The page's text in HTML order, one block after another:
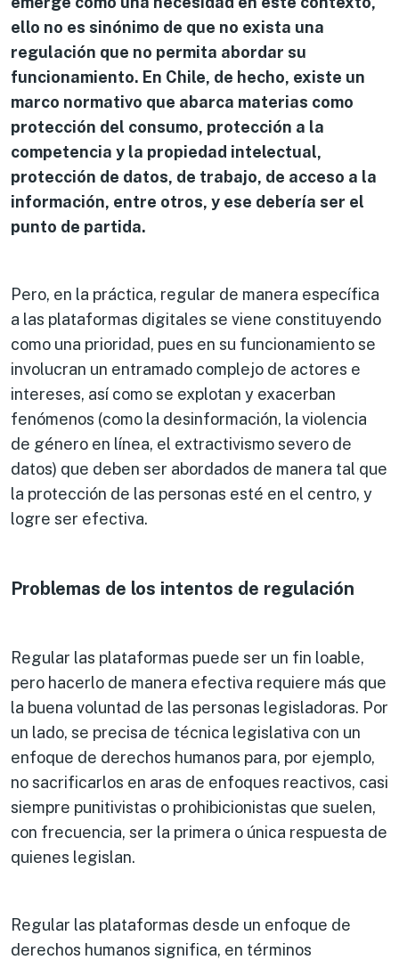
ello no es sinónimo de que no exista una
regulación que no permita abordar su
funcionamiento. En Chile, de hecho, existe un
marco normativo que abarca materias como
protección del consumo, protección a la
competencia y la propiedad intelectual,
protección de datos, de trabajo, de acceso a la
información, entre otros, y ese debería ser el
punto de partida.
Pero, en la práctica, regular de manera específica
a las plataformas digitales se viene constituyendo
como una prioridad, pues en su funcionamiento se
involucran un entramado complejo de actores e
intereses, así como se explotan y exacerban
fenómenos (como la desinformación, la violencia
de género en línea, el extractivismo severo de
datos) que deben ser abordados de manera tal que
la protección de las personas esté en el centro, y
logre ser efectiva.
Problemas de los intentos de regulación
Regular las plataformas puede ser un fin loable,
pero hacerlo de manera efectiva requiere más que
la buena voluntad de las personas legisladoras. Por
un lado, se precisa de técnica legislativa con un
enfoque de derechos humanos para, por ejemplo,
no sacrificarlos en aras de enfoques reactivos, casi
siempre punitivistas o prohibicionistas que suelen,
con frecuencia, ser la primera o única respuesta de
quienes legislan.
Regular las plataformas desde un enfoque de
derechos humanos significa, en términos